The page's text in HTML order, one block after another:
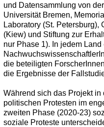
und Datensammlung von
Universität Bremen,
Laboratory (St. Petersburg),
(Kiew) und Stiftung zur
nur Phase 1). In jedem Land
die beteiligten
die Ergebnisse der
Während sich das Projekt
politischen Protesten im
zweiten Phase (2020-23)
soziale Proteste